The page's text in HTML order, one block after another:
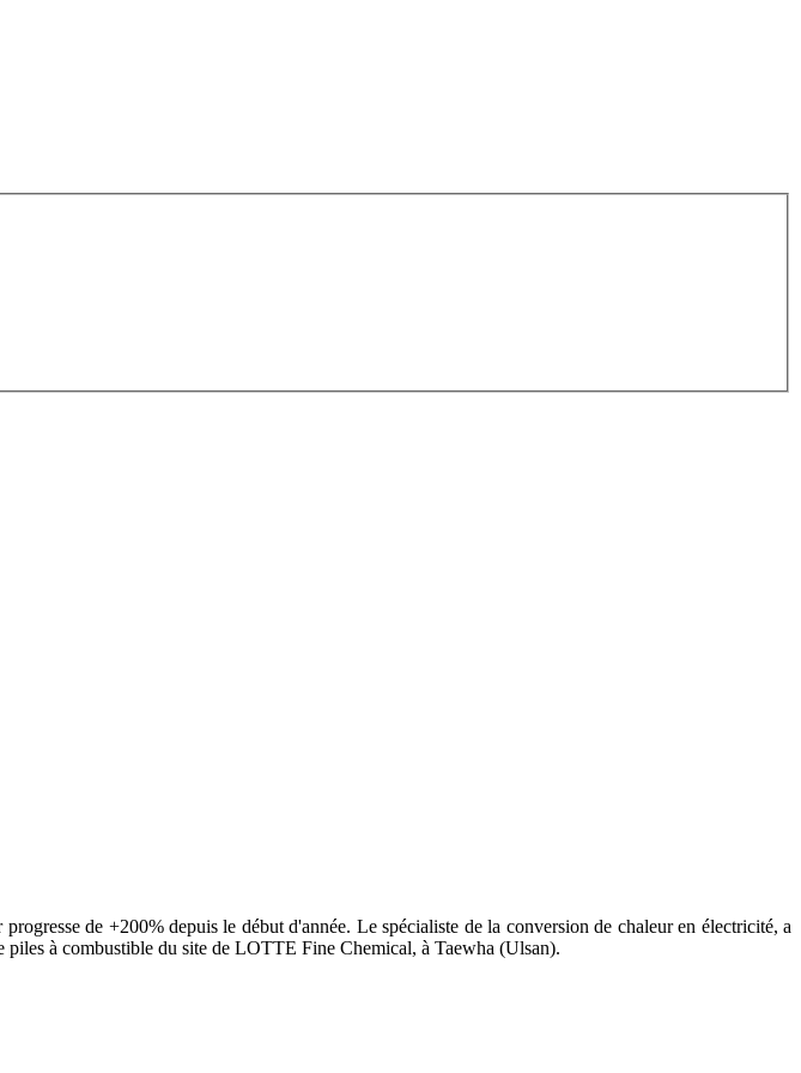
de +200% depuis le début d'année. Le spécialiste de la conversion de chaleur en électricité, a
à combustible du site de LOTTE Fine Chemical, à Taewha (Ulsan).